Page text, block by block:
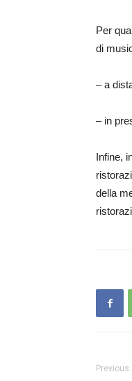
Per
di
– a
– in
Infine,
della
Previous